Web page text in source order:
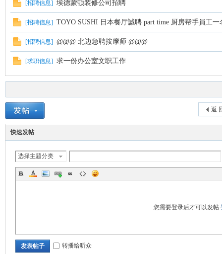
[招聘信息] 埃德蒙顿装修公司招聘
[招聘信息] TOYO SUSHI 日本餐厅誠聘 part time 厨房帮手員工一
[招聘信息] @@@ 北边急聘按摩师 @@@
[求职信息] 求一份办公室文职工作
返
快速发帖
选择主题分类
您需要登录后才可以发帖
发表帖子 转播给听众